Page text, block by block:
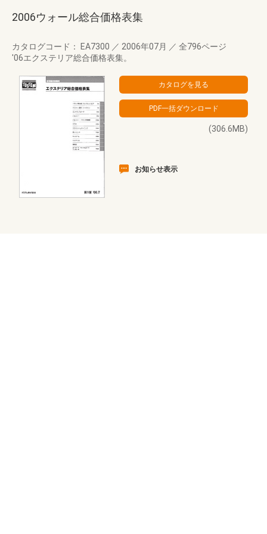
2006ウォール総合価格表集
カタログコード： EA7300 ／ 2006年07月 ／ 全796ページ
'06エクステリア総合価格表集。
(306.6MB)
お知らせ表示